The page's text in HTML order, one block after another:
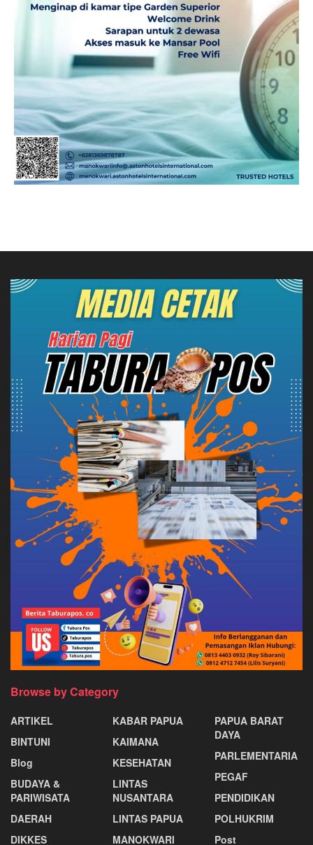
Browse by Category
ARTIKEL
BINTUNI
Blog
BUDAYA &
PARIWISATA
DAERAH
DIKKES
KABAR PAPUA
KAIMANA
KESEHATAN
LINTAS
NUSANTARA
LINTAS PAPUA
MANOKWARI
PAPUA BARAT
DAYA
PARLEMENTARIA
PEGAF
PENDIDIKAN
POLHUKRIM
Post